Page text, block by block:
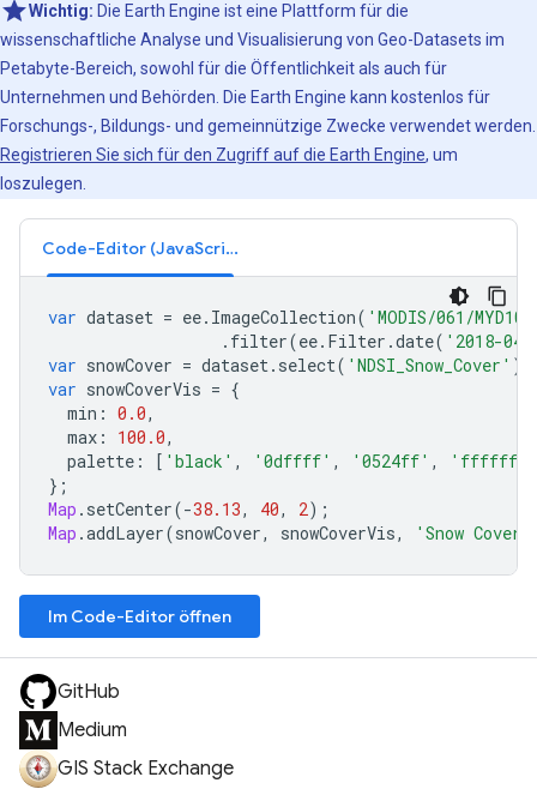
Wichtig: Die Earth Engine ist eine Plattform für die
wissenschaftliche Analyse und Visualisierung von Geo-Datasets im
Petabyte-Bereich, sowohl für die Öffentlichkeit als auch für
Unternehmen und Behörden. Die Earth Engine kann kostenlos für
Forschungs-, Bildungs- und gemeinnützige Zwecke verwendet werden.
Registrieren Sie sich für den Zugriff auf die Earth Engine, um
loszulegen.
Code-Editor (JavaScript)
var dataset = ee. ImageCollection( 'MODIS/061/
. filter(ee. Filter .date( '2018-
var snowCover = dataset. select( 'NDSI_Snow_Cover' );
var snowCoverVis = {
min : 0.0,
max : 100.0,
palette : [ 'black' , '0dffff' , '0524ff' , 'ffffff'
};
Map . setCenter(-38.13, 40, 2);
Map .addLayer(snowCover, snowCoverVis, 'Snow Cover'
Im Code-Editor öffnen
GitHub
Medium
GIS Stack Exchange